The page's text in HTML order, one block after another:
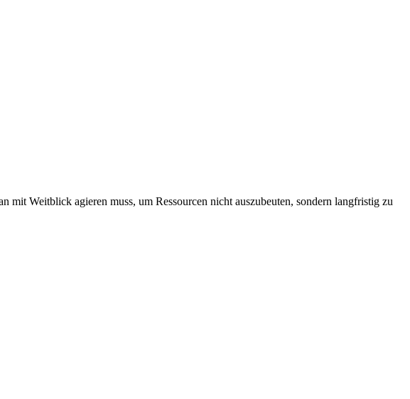
Weitblick agieren muss, um Ressourcen nicht auszubeuten, sondern langfristig zu